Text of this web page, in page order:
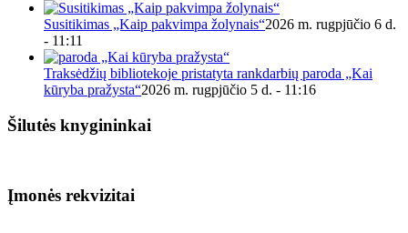
Susitikimas „Kaip pakvimpa žolynais“2026 m. rugpjūčio 6 d.
- 11:11
Traksėdžių bibliotekoje pristatyta rankdarbių paroda „Kai
kūryba pražysta“2026 m. rugpjūčio 5 d. - 11:16
Šilutės knygininkai
Įmonės rekvizitai